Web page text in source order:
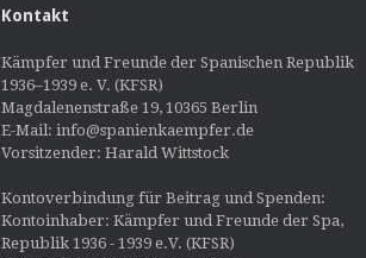
Kontakt
Kämpfer und Freunde der Spanischen Republik
1936–1939 e. V. (KFSR)
Magdalenenstraße 19, 10365 Berlin
E-Mail: info@spanienkaempfer.de
Vorsitzender: Harald Wittstock
Kontoverbindung für Beitrag und Spenden:
Kontoinhaber: Kämpfer und Freunde der Spa,
Republik 1936 - 1939 e.V. (KFSR)